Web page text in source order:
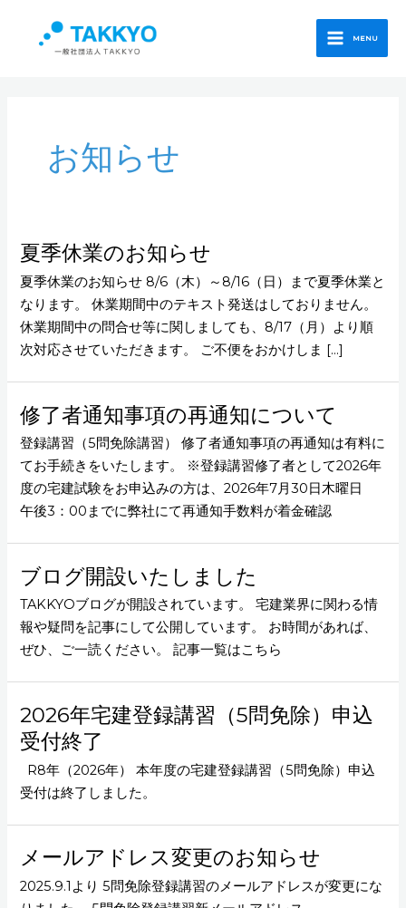
Main
Menu
MENU
お知らせ
夏季休業のお知らせ
夏季休業のお知らせ 8/6（木）～8/16（日）まで夏季休業と
なります。 休業期間中のテキスト発送はしておりません。
休業期間中の問合せ等に関しましても、8/17（月）より順
次対応させていただきます。 ご不便をおかけしま […]
修了者通知事項の再通知について
登録講習（5問免除講習） 修了者通知事項の再通知は有料に
てお手続きをいたします。 ※登録講習修了者として2026年
度の宅建試験をお申込みの方は、2026年7月30日木曜日
午後3：00までに弊社にて再通知手数料が着金確認
ブログ開設いたしました
TAKKYOブログが開設されています。 宅建業界に関わる情
報や疑問を記事にして公開しています。 お時間があれば、
ぜひ、ご一読ください。 記事一覧はこちら
2026年宅建登録講習（5問免除）申込
受付終了
R8年（2026年） 本年度の宅建登録講習（5問免除）申込
受付は終了しました。
メールアドレス変更のお知らせ
2025.9.1より 5問免除登録講習のメールアドレスが変更にな